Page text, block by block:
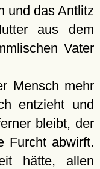
und das Antlitz
aus dem
Vater
Mensch mehr
entzieht und
bleibt, der
Furcht abwirft.
hätte, allen